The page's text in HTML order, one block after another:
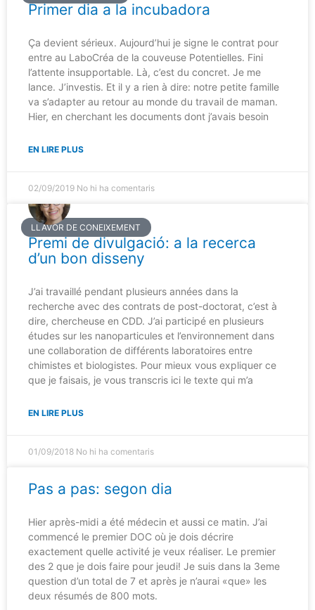
Primer dia a la incubadora
Ça devient sérieux. Aujourd’hui je signe le contrat pour
entre au LaboCréa de la couveuse Potentielles. Fini
l’attente insupportable. Là, c’est du concret. Je me
lance. J’investis. Et il y a rien à dire: notre petite famille
va s’adapter au retour au monde du travail de maman.
Hier, en cherchant les documents dont j’avais besoin
EN LIRE PLUS
02/09/2019 No hi ha comentaris
LLAVOR DE CONEIXEMENT
Premi de divulgació: a la recerca
d’un bon disseny
J’ai travaillé pendant plusieurs années dans la
recherche avec des contrats de post-doctorat, c’est à
dire, chercheuse en CDD. J’ai participé en plusieurs
études sur les nanoparticules et l’environnement dans
une collaboration de différents laboratoires entre
chimistes et biologistes. Pour mieux vous expliquer ce
que je faisais, je vous transcris ici le texte qui m’a
EN LIRE PLUS
01/09/2018 No hi ha comentaris
Pas a pas: segon dia
Hier après-midi a été médecin et aussi ce matin. J’ai
commencé le premier DOC où je dois décrire
exactement quelle activité je veux réaliser. Le premier
des 2 que je dois faire pour jeudi! Je suis dans la 3eme
question d’un total de 7 et après je n’aurai «que» les
deux résumés de 800 mots.